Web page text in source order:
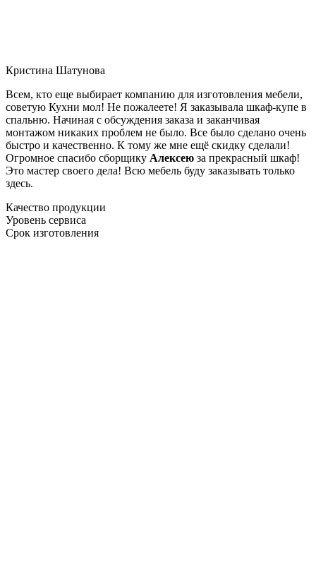
Кристина Шатунова
Всем, кто еще выбирает компанию для изготовления мебели,
советую Кухни мол! Не пожалеете! Я заказывала шкаф-купе в
спальню. Начиная с обсуждения заказа и заканчивая
монтажом никаких проблем не было. Все было сделано очень
быстро и качественно. К тому же мне ещё скидку сделали!
Огромное спасибо сборщику Алексею за прекрасный шкаф!
Это мастер своего дела! Всю мебель буду заказывать только
здесь.
Качество продукции
Уровень сервиса
Срок изготовления